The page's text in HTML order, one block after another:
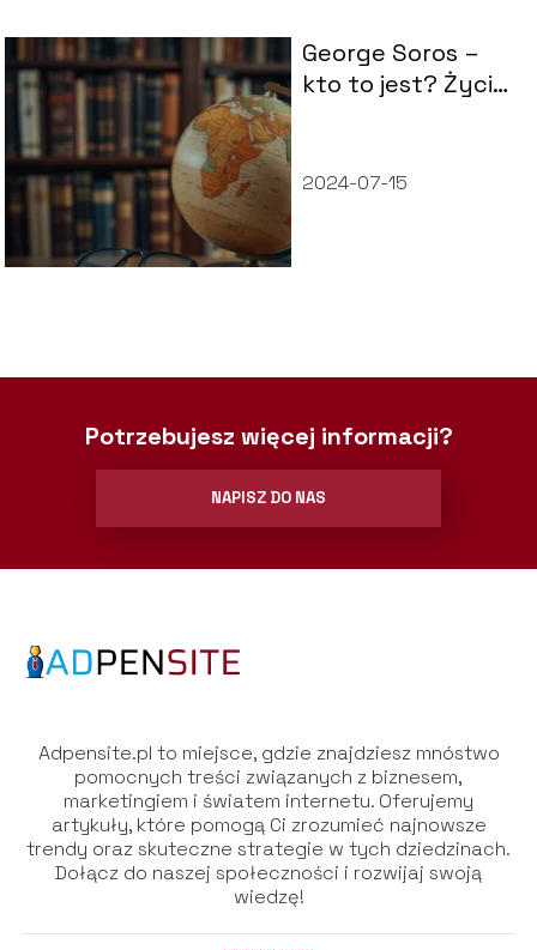
George Soros –
kto to jest? Życie,
2024-07-15
Potrzebujesz więcej informacji?
NAPISZ DO NAS
Adpensite.pl to miejsce, gdzie znajdziesz mnóstwo
pomocnych treści związanych z biznesem,
marketingiem i światem internetu. Oferujemy
artykuły, które pomogą Ci zrozumieć najnowsze
trendy oraz skuteczne strategie w tych dziedzinach.
Dołącz do naszej społeczności i rozwijaj swoją
wiedzę!